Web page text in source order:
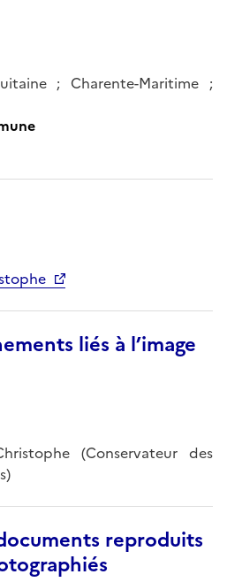
; Charente-Maritime ;
liés à l’image
(Conservateur des
reproduits